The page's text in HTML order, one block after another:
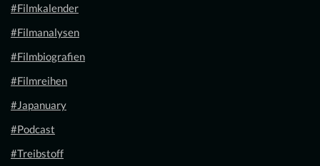
#Filmkalender
#Filmanalysen
#Filmbiografien
#Filmreihen
#Japanuary
#Podcast
#Treibstoff